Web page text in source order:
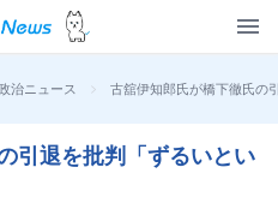
治ニュース > 古舘伊知郎氏が橋下徹氏の
引退を批判「ずるいとい